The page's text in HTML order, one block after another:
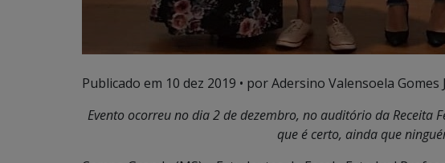
Publicado em 10 dez 2019 • por Adersino Valensoela Gomes
Evento ocorreu no dia 2 de dezembro, no auditório da Receita
que é certo, ainda que